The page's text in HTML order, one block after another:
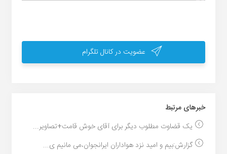
عضویت در کانال تلگرام
خبر‌های مرتبط
یک قضاوت مطلوب دیگر برای آقای خوش قامت+تصاویر...
گزارش:بیم و امید نزد هواداران ایرانجوان،می مانیم ی...